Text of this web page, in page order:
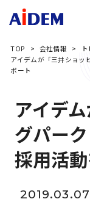
TOP 会社情報
アイデムが「三井ショッ
ポート
アイデ
グパー
採用活
2019.03.07